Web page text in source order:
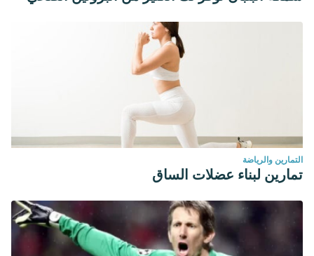
التمارين والرياضة
تمارين لبناء عضلات الساق